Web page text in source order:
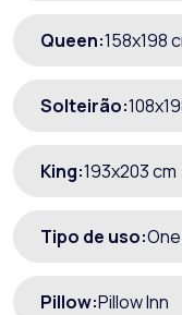
Queen:158x198
Solteirão:
King:193x203 cm
Tipo de uso:
Pillow:Pillow Inn